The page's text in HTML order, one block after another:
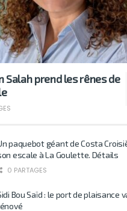
Salah prend les rênes de
paquebot géant de Costa
escale à La Goulette. Détails
0 PARTAGES
Bou Saïd : le port de plaisance